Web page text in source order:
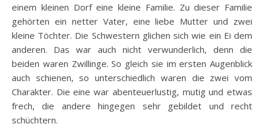
einem kleinen Dorf eine kleine Familie. Zu dieser Familie
gehörten ein netter Vater, eine liebe Mutter und zwei
kleine Töchter. Die Schwestern glichen sich wie ein Ei dem
anderen. Das war auch nicht verwunderlich, denn die
beiden waren Zwillinge. So gleich sie im ersten Augenblick
auch schienen, so unterschiedlich waren die zwei vom
Charakter. Die eine war abenteuerlustig, mutig und etwas
frech, die andere hingegen sehr gebildet und recht
schüchtern.